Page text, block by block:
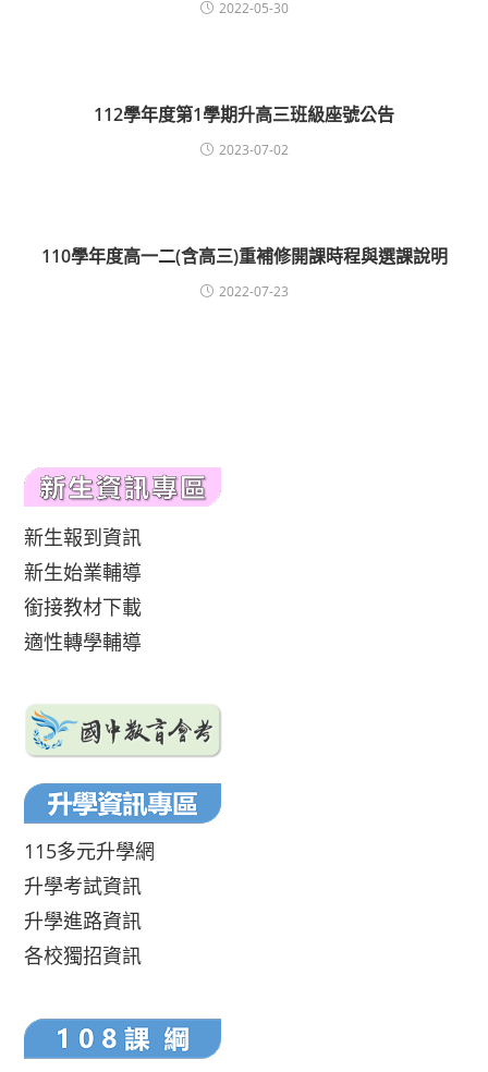
2022-05-30
112學年度第1學期升高三班級座號公告
2023-07-02
110學年度高一二(含高三)重補修開課時程與選課說明
2022-07-23
新生報到資訊
新生始業輔導
銜接教材下載
適性轉學輔導
115多元升學網
升學考試資訊
升學進路資訊
各校獨招資訊